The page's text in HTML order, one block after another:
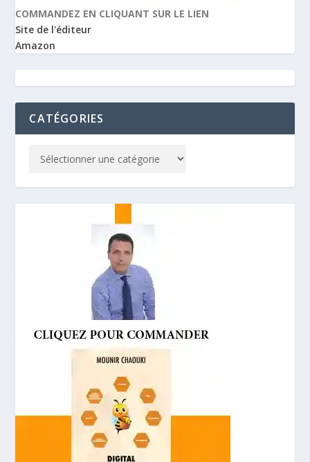
COMMANDEZ EN CLIQUANT SUR LE LIEN
Site de l'éditeur
Amazon
CATÉGORIES